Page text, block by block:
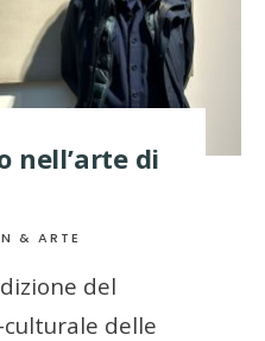
nell’arte di
& ARTE
del
delle